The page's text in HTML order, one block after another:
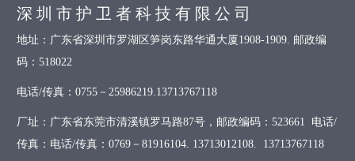
深 圳 市 护 卫 者 科 技 有 限 公 司
地址：广东省深圳市罗湖区笋岗东路华通大厦1908-1909. 邮政编
码：518022
电话/传真：0755－25986219.13713767118
厂址：广东省东莞市清溪镇罗马路87号，邮政编码：523661 电话/
传真：电话/传真：0769－81916104. 13713012108. 13713767118